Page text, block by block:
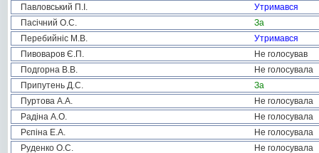
Павловський П.І.
Утримався
Пасічний О.С.
За
Перебийніс М.В.
Утримався
Пивоваров Є.П.
Не голосував
Подгорна В.В.
Не голосувала
Припутень Д.С.
За
Пуртова А.А.
Не голосувала
Радіна А.О.
Не голосувала
Рєпіна Е.А.
Не голосувала
Руденко О.С.
Не голосувала